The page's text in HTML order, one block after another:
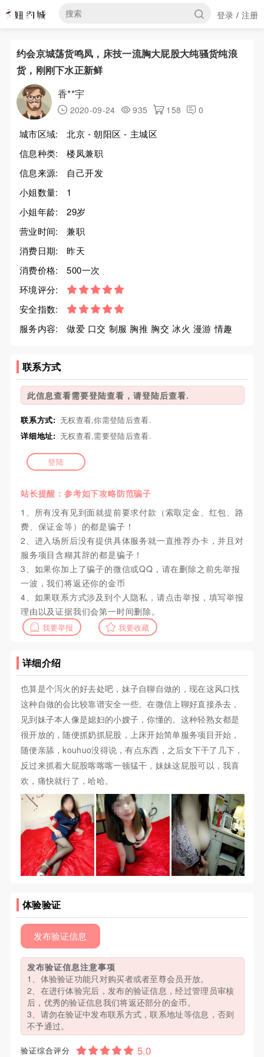
登录 / 注册
约会京城荡货鸣凤，床技一流胸大屁股大纯骚货纯浪
货，刚刚下水正新鲜
香**宇
2020-09-24 935 158 0
城市区域:
北京 - 朝阳区 - 主城区
信息种类:
楼凤兼职
信息来源:
自己开发
小姐数量:
1
小姐年龄:
29岁
营业时间:
兼职
消费日期:
昨天
消费价格:
500一次
环境评分:
安全指数:
服务内容:
做爱 口交 制服 胸推 胸交 冰火 漫游 情趣
联系方式
此信息查看需要登陆查看，请登陆后查看.
联系方式: 无权查看,你需登陆后查看.
详细地址: 无权查看,需要登陆后查看.
登陆
站长提醒：参考如下攻略防范骗子
1、所有没有见到面就提前要求付款（索取定金、红包、路
费、保证金等）的都是骗子！
2、进入场所后没有提供具体服务就一直推荐办卡，并且对
服务项目含糊其辞的都是骗子！
3、如果你加上了骗子的微信或QQ，请在删除之前先举报
一波，我们将返还你的金币
4、如果联系方式涉及到个人隐私，请点击举报，填写举报
理由以及证据我们会第一时间删除。
我要举报 我要收藏
详细介绍
也算是个泻火的好去处吧，妹子自聊自做的，现在这风口找
这种自做的会比较靠谱安全一些。在微信上聊好直接杀去，
见到妹子本人像是媳妇的小嫂子，你懂的。这种轻熟女都是
很开放的，随便抓奶抓屁股，上床开始简单服务项目开始，
随便亲舔，kouhuo没得说，有点东西，之后女下干了几下，
反过来抓着大屁股喀喀喀一顿猛干，妹妹这屁股可以，我喜
欢，痛快就行了，哈哈。
体验验证
发布验证信息
发布验证信息注意事项
1、体验验证功能只对购买者或者至尊会员开放。
2、在进行体验完后，发布的验证信息，经过管理员审核
后，优秀的验证信息我们将返还部分的金币。
3、请勿在验证中发布联系方式，联系地址等信息，否则
不予通过。
验证综合评分